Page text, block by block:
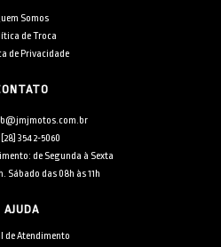
Somos
de Troca
de Privacidade
3542-5060
de Segunda à Sexta
Sábado das 08h às 11h
AJUDA
de Atendimento